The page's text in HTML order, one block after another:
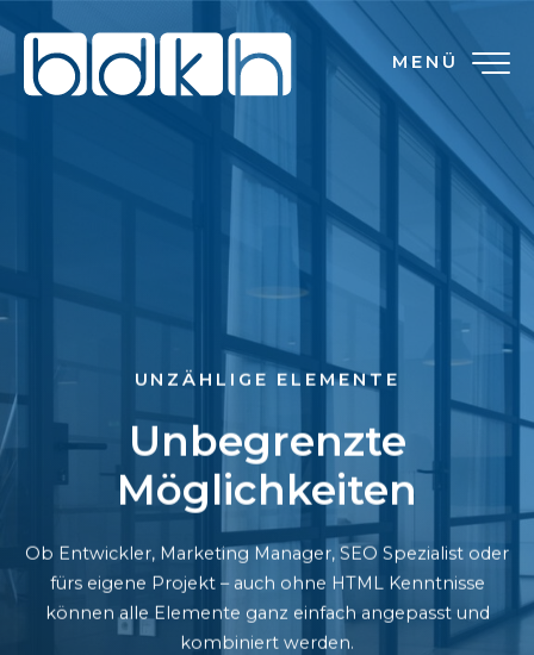
MENÜ
UNZÄHLIGE ELEMENTE
Unbegrenzte
Möglichkeiten
Ob Entwickler, Marketing Manager, SEO Spezialist oder
fürs eigene Projekt – auch ohne HTML Kenntnisse
können alle Elemente ganz einfach angepasst und
kombiniert werden.